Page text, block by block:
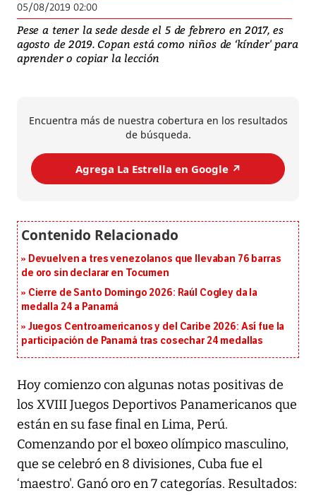
05/08/2019 02:00
Pese a tener la sede desde el 5 de febrero en 2017, es
agosto de 2019. Copan está como niños de ‘kínder' para
aprender o copiar la lección
Encuentra más de nuestra cobertura en los resultados
de búsqueda.
Agrega La Estrella en Google ↗️
Devuelven a tres venezolanos que llevaban 76 barras
de oro sin declarar en Tocumen
Cierre de Santo Domingo 2026: Raúl Cogley da la
medalla 24 a Panamá
Juegos Centroamericanos y del Caribe 2026: Así fue la
participación de Panamá tras cosechar 24 medallas
Hoy comienzo con algunas notas positivas de
los XVIII Juegos Deportivos Panamericanos que
están en su fase final en Lima, Perú.
Comenzando por el boxeo olímpico masculino,
que se celebró en 8 divisiones, Cuba fue el
‘maestro'. Ganó oro en 7 categorías. Resultados: